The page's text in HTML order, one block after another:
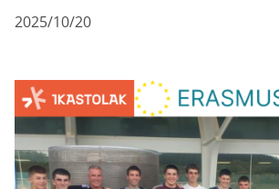
2025/10/20
Irudia